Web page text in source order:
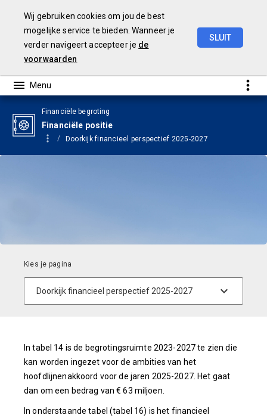
Wij gebruiken cookies om jou de best
mogelijke service te bieden. Wanneer je
verder navigeert accepteer je de
voorwaarden
SLUIT
Financiële begroting
Financiële positie
Doorkijk financieel perspectief 2025-2027
In tabel 14 is de begrotingsruimte 2023-2027 te zien die
kan worden ingezet voor de ambities van het
hoofdlijnenakkoord voor de jaren 2025-2027. Het gaat
dan om een bedrag van € 63 miljoen.
In onderstaande tabel (tabel 16) is het financieel